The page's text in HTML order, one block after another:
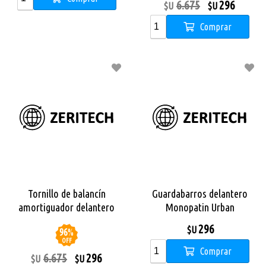
$U 6.675 $U296
Comprar
Tornillo de balancín
amortiguador delantero
Monopatin Dual Sport
96%
OFF
$U 6.675 $U296
Guardabarros delantero
Monopatin Urban
$U296
Comprar